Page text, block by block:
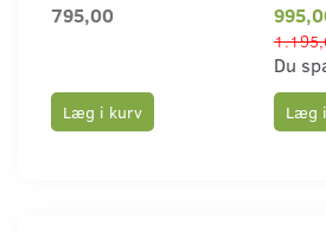
795,00
Læg i kurv
Du
Læg